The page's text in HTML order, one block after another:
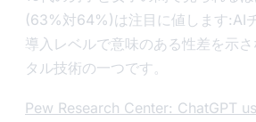
(63%対64%)は注目に値します:AI
導入レベルで意味のある性差を示
タル技術の一つです。
Pew Research Center: ChatGPT